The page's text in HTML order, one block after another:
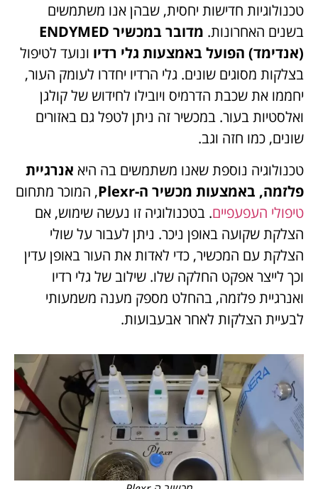
טכנולוגיות חדישות יחסית, שבהן אנו משתמשים
בשנים האחרונות.
מדובר במכשיר ENDYMED
(אנדימד) הפועל באמצעות גלי רדיו ונועד לטיפול
בצלקות מסוגים שונים. גלי הרדיו יחדרו לעומק העור,
יחממו את שכבת הדרמיס ויובילו לחידוש של קולגן
ואלסטיות בעור. במכשיר זה ניתן לטפל גם באזורים
שונים, כמו חזה וגב.
טכנולוגיה נוספת שאנו משתמשים בה היא אנרגיית
פלזמה, באמצעות מכשיר ה-Plexr
, המוכר מתחום
טיפולי העפעפיים. בטכנולוגיה זו נעשה שימוש, אם
הצלקת שקועה באופן ניכר. ניתן לעבור על שולי
הצלקת עם המכשיר, כדי לאדות את העור באופן עדין
וכך לייצר אפקט החלקה שלו. שילוב של גלי רדיו
ואנרגיית פלזמה, בהחלט מספק מענה משמעותי
לבעיית הצלקות לאחר אבעבועות.